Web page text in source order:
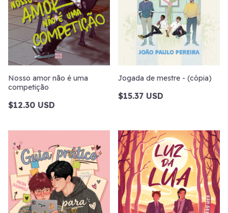
Nosso amor não é uma
competição
$12.30 USD
Jogada de mestre - (cópia)
$15.37 USD